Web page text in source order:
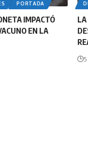
PORTADA
IMPACTÓ
EN LA
LA